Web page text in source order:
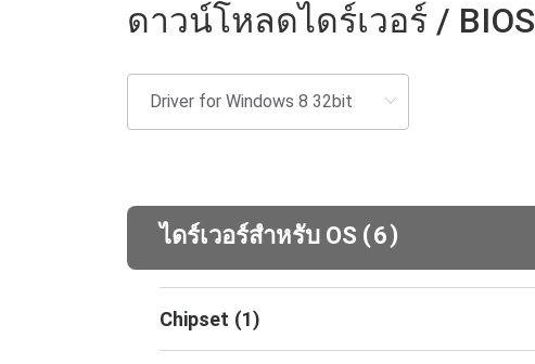
ดาวน์โหลดไดร์เวอร์ / BIOS
ไดร์เวอร์สำหรับ OS (6)
Chipset (1)